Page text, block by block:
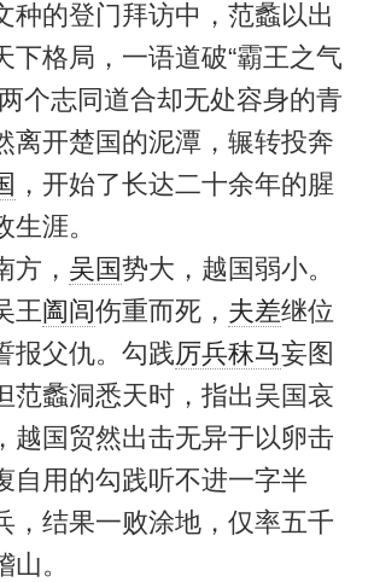
的登门拜访中，范蠡以出
下格局，一语道破“霸王之气
个志同道合却无处容身的青
离开楚国的泥潭，辗转投奔
，开始了长达二十余年的腥
涯。
， 吴国势大，越国弱小。
王阖闾伤重而死， 夫差继位
报父仇。勾践厉兵秣马妄图
范蠡洞悉天时，指出吴国哀
越国贸然出击无异于以卵击
自用的勾践听不进一字半
，结果一败涂地，仅率五千
。